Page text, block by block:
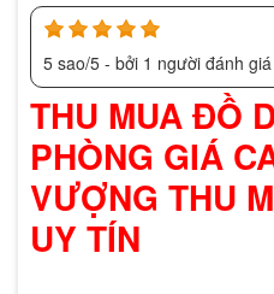
5 sao/5 - bởi 1 người đánh giá
THU MUA ĐỒ
PHÒNG GIÁ
VƯỢNG THU
UY TÍN